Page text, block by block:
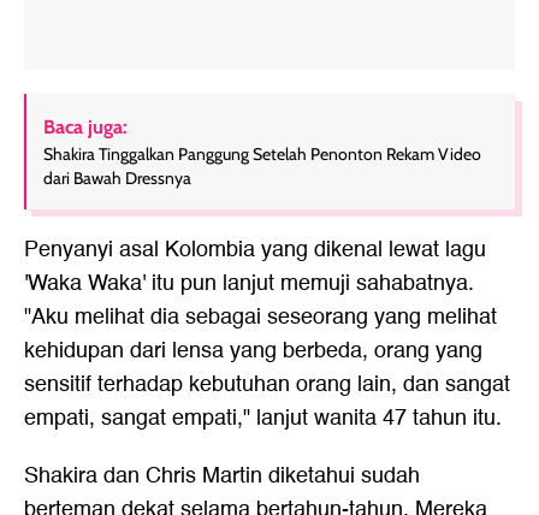
Baca juga:
Shakira Tinggalkan Panggung Setelah Penonton Rekam Video
dari Bawah Dressnya
Penyanyi asal Kolombia yang dikenal lewat lagu
'Waka Waka' itu pun lanjut memuji sahabatnya.
"Aku melihat dia sebagai seseorang yang melihat
kehidupan dari lensa yang berbeda, orang yang
sensitif terhadap kebutuhan orang lain, dan sangat
empati, sangat empati," lanjut wanita 47 tahun itu.
Shakira dan Chris Martin diketahui sudah